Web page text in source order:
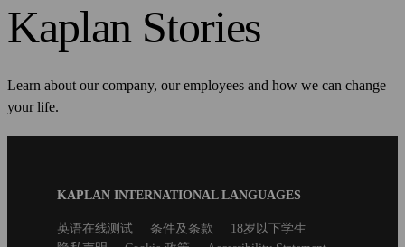
Kaplan Stories
Learn about our company, our employees and how we can change
your life.
KAPLAN INTERNATIONAL LANGUAGES
Secondary英语在线测试 条件及条款
18岁以下学生